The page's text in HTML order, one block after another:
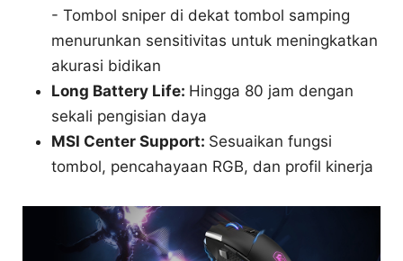
- Tombol sniper di dekat tombol samping
menurunkan sensitivitas untuk meningkatkan
akurasi bidikan
Long Battery Life: Hingga 80 jam dengan
sekali pengisian daya
MSI Center Support: Sesuaikan fungsi
tombol, pencahayaan RGB, dan profil kinerja